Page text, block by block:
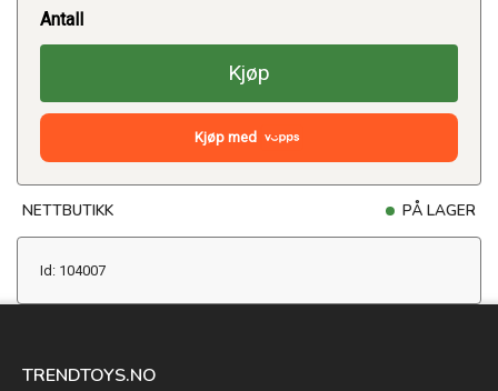
Antall
Kjøp
Kjøp med
NETTBUTIKK PÅ LAGER
Id: 104007
TRENDTOYS.NO